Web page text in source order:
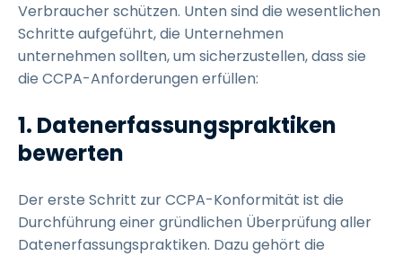
Verbraucher schützen. Unten sind die wesentlichen
Schritte aufgeführt, die Unternehmen
unternehmen sollten, um sicherzustellen, dass sie
die CCPA-Anforderungen erfüllen:
1. Datenerfassungspraktiken
bewerten
Der erste Schritt zur CCPA-Konformität ist die
Durchführung einer gründlichen Überprüfung aller
Datenerfassungspraktiken. Dazu gehört die